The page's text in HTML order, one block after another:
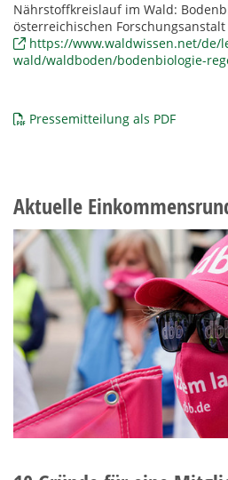
Nährstoffkreislauf im Wald:
österreichischen
https://www.waldwissen.net/de/
wald/waldboden/bodenbiologie-
Pressemitteilung als PDF
Aktuelle